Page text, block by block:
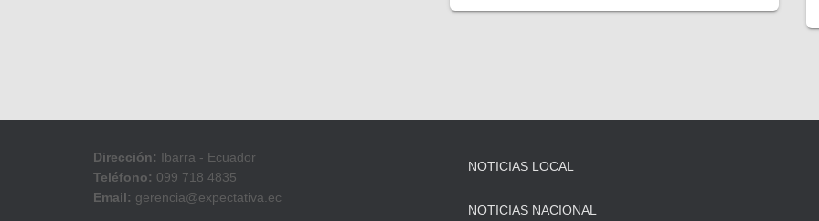
Dirección: Ibarra - Ecuador
Teléfono: 099 718 4835
Email: gerencia@expectativa.ec
NOTICIAS LOCAL
NOTICIAS NACIONAL